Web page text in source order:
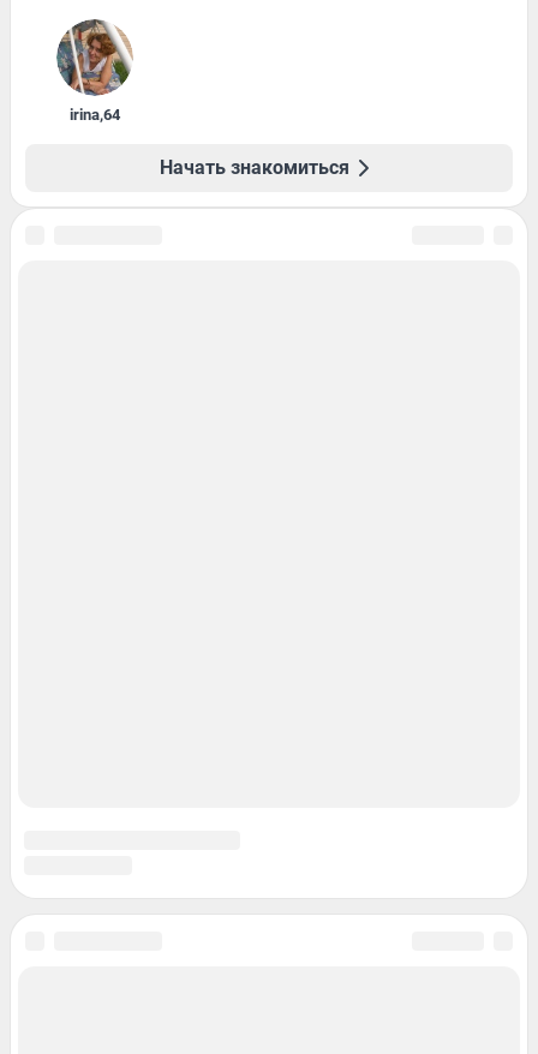
irina,64
Начать знакомиться